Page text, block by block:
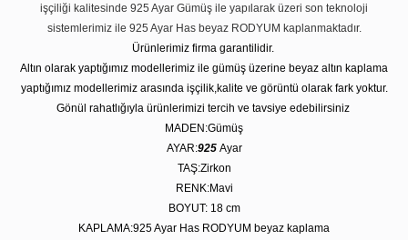
işçiliği kalitesinde 925 Ayar Gümüş ile yapılarak üzeri son teknoloji
sistemlerimiz ile 925 Ayar Has beyaz RODYUM kaplanmaktadır.
Ürünlerimiz firma garantilidir.
Altın olarak yaptığımız modellerimiz ile gümüş üzerine beyaz altın kaplama
yaptığımız modellerimiz arasında işçilik,kalite ve görüntü olarak fark yoktur.
Gönül rahatlığıyla ürünlerimizi tercih ve tavsiye edebilirsiniz
MADEN:Gümüş
AYAR:925 Ayar
TAŞ:Zirkon
RENK:Mavi
BOYUT: 18 cm
KAPLAMA:925 Ayar Has RODYUM beyaz kaplama